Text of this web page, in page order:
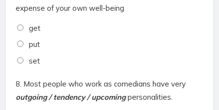
expense of your own well-being
get
put
set
8. Most people who work as comedians have very
outgoing / tendency / upcomingpersonalities.